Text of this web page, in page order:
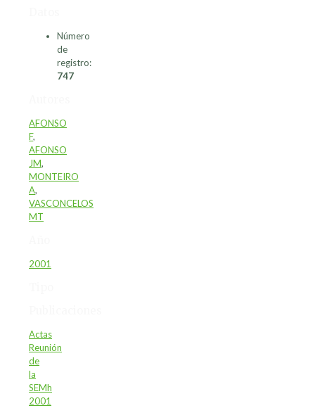
Número
de
registro:
747
AFONSO
F,
AFONSO
JM,
MONTEIRO
A,
VASCONCELOS
MT
2001
Actas
Reunión
de
la
SEMh
2001